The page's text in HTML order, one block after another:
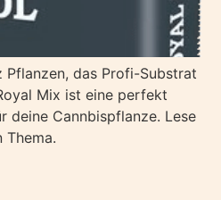
das Profi-Substrat
Mix ist eine perfekt
deine Cannbispflanze. Lese
Thema.